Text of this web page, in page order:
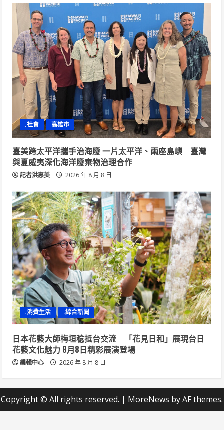
.社會 高雄市
臺美跨太平洋攜手治海廢 一片太平洋、兩座島嶼 臺灣
與夏威夷深化海洋廢棄物治理合作
記者洪惠美 2026 年 8 月 8 日
.消費生活 .綜合新聞
日本花藝大師梅垣稔抵台交流 「花見日和」展現台日
花藝文化魅力 8月8日精彩展演登場
編輯中心 2026 年 8 月 8 日
Copyright © All rights reserved. | MoreNews by AF themes.